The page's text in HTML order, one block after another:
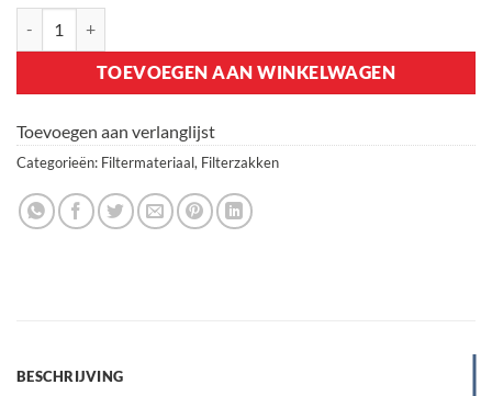
TOEVOEGEN AAN WINKELWAGEN
Toevoegen aan verlanglijst
Categorieën: Filtermateriaal, Filterzakken
BESCHRIJVING